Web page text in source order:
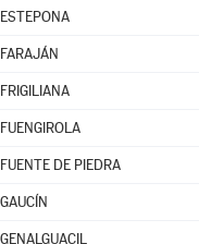
ESTEPONA
FARAJÁN
FRIGILIANA
FUENGIROLA
FUENTE DE PIEDRA
GAUCÍN
GENALGUACIL